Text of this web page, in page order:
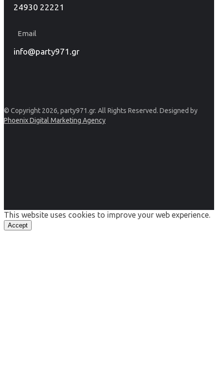
24930 22221
Email
info@party971.gr
© Copyright 2026, party971.gr. All Rights Reserved. Designed by
Phoenix Digital Marketing Agency
This website uses cookies to improve your web experience.
Accept